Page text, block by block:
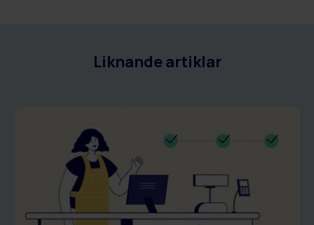
Liknande artiklar